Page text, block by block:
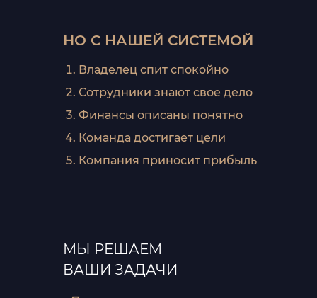
НО С НАШЕЙ СИСТЕМОЙ
Владелец спит спокойно
Сотрудники знают свое дело
Финансы описаны понятно
Команда достигает цели
Компания приносит прибыль
МЫ РЕШАЕМ
ВАШИ ЗАДАЧИ